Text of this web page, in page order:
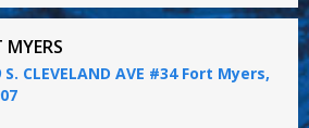
MYERS
S. CLEVELAND AVE #34 Fort Myers,